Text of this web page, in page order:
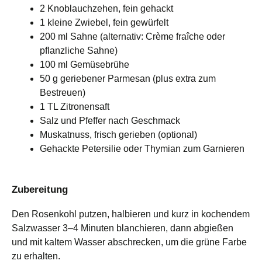
2 Knoblauchzehen, fein gehackt
1 kleine Zwiebel, fein gewürfelt
200 ml Sahne (alternativ: Crème fraîche oder
pflanzliche Sahne)
100 ml Gemüsebrühe
50 g geriebener Parmesan (plus extra zum
Bestreuen)
1 TL Zitronensaft
Salz und Pfeffer nach Geschmack
Muskatnuss, frisch gerieben (optional)
Gehackte Petersilie oder Thymian zum Garnieren
Zubereitung
Den Rosenkohl putzen, halbieren und kurz in kochendem
Salzwasser 3–4 Minuten blanchieren, dann abgießen
und mit kaltem Wasser abschrecken, um die grüne Farbe
zu erhalten.